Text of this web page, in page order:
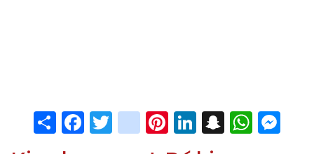
ShareFacebook
Twitter
instagram
Pinterest
LinkedIn
Snapchat